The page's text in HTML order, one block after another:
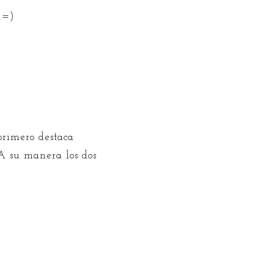
=)
destaca
su manera los dos